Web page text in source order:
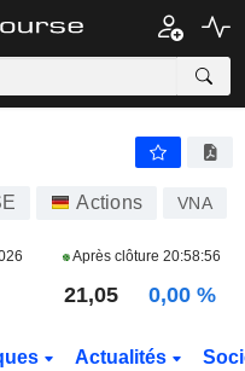
Actions VNA
Après clôture 20:58:56
21,05 0,00 %
Actualités